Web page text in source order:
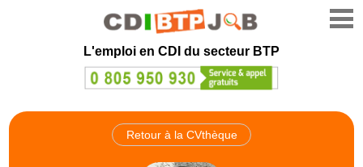
L'emploi en CDI du secteur BTP
Retour à la CVthèque